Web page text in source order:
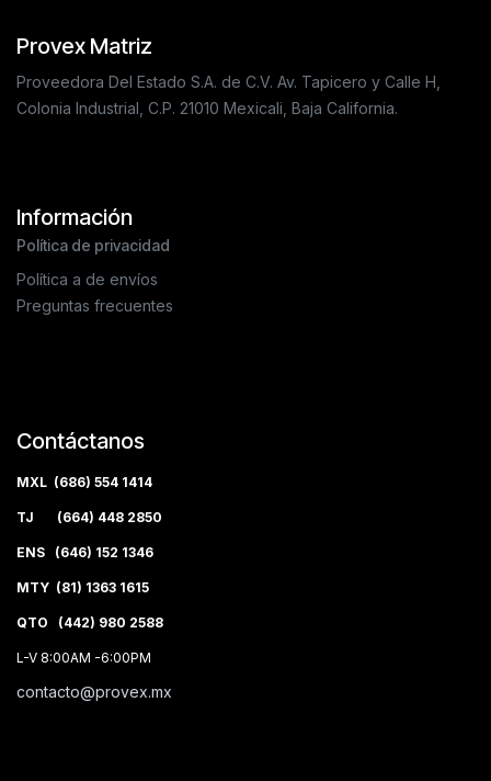
Provex Matriz
Proveedora Del Estado S.A. de C.V. Av. Tapicero y Calle H,
Colonia Industrial, C.P. 21010 Mexicali, Baja California.
Información
Política de privacidad
Política a de envíos
Preguntas frecuentes
Contáctanos
MXL (686) 554 1414
TJ (664) 448 2850
ENS (646) 152 1346
MTY (81) 1363 1615
QTO (442) 980 2588
L-V 8:00AM -6:00PM
contacto@provex.mx